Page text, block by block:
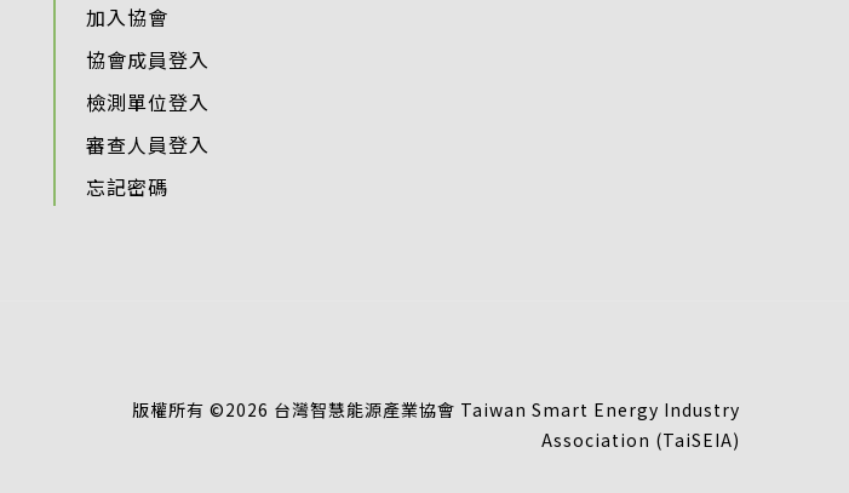
加入協會
協會成員登入
檢測單位登入
審查人員登入
忘記密碼
版權所有 ©2026 台灣智慧能源產業協會 Taiwan Smart Energy Industry
Association (TaiSEIA)